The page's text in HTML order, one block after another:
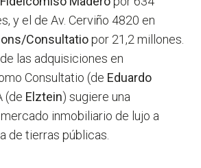
y el de Av. Cerviño 4820 en
Consultatiopor 21,2 millones.
las adquisiciones en
Consultatio (de Eduardo
(de Elztein) sugiere una
inmobiliario de lujo a
de tierras públicas.